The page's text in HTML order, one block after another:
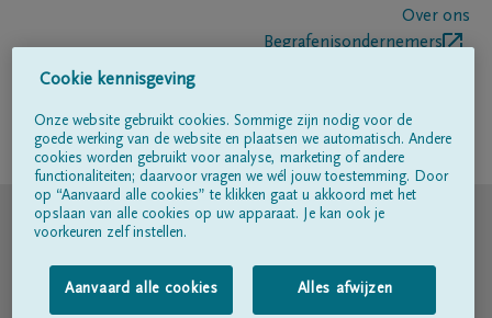
Over ons
Begrafenisondernemers
Volg ons op
© DELA
Gebruiksvoorwaarden
Privacyverklaring
Cookie kennisgeving
Onze website gebruikt cookies. Sommige zijn nodig voor de
goede werking van de website en plaatsen we automatisch. Andere
cookies worden gebruikt voor analyse, marketing of andere
functionaliteiten; daarvoor vragen we wél jouw toestemming. Door
op “Aanvaard alle cookies” te klikken gaat u akkoord met het
opslaan van alle cookies op uw apparaat. Je kan ook je
voorkeuren zelf instellen.
Aanvaard alle cookies Alles afwijzen